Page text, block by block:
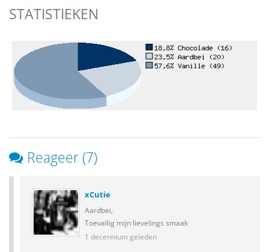
STATISTIEKEN
Reageer (7)
xCutie
Aardbei,
Toevallig mijn lievelings smaak
1 decennium geleden